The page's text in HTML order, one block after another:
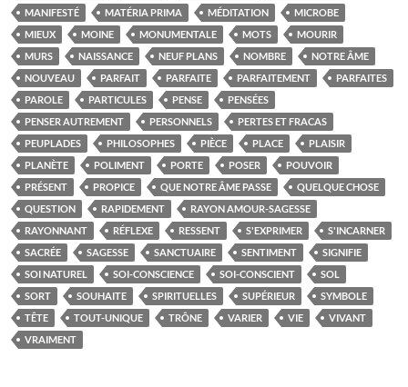
MANIFESTÉ
MATÉRIA PRIMA MÉDITATION
MICROBE
MIEUX
MOINE MONUMENTALE MOTS
MOURIR
MURS
NAISSANCE NEUF PLANS NOMBRE
NOTRE ÂME
NOUVEAU
PARFAIT PARFAITE PARFAITEMENT
PARFAITES
PAROLE
PARTICULES PENSE
PENSÉES
PENSER AUTREMENT
PERSONNELS
PERTES ET FRACAS
PEUPLADES
PHILOSOPHES PIÈCE PLACE
PLAISIR
PLANÈTE
POLIMENT PORTE POSER
POUVOIR
PRÉSENT
PROPICE QUE NOTRE ÂME PASSE
QUELQUE CHOSE
QUESTION
RAPIDEMENT
RAYON AMOUR-SAGESSE
RAYONNANT
RÉFLEXE RESSENT S'EXPRIMER
S'INCARNER
SACRÉE
SAGESSE SANCTUAIRE SENTIMENT
SIGNIFIE
SOI NATUREL
SOI-CONSCIENCE SOI-CONSCIENT
SOL
SORT
SOUHAITE SPIRITUELLES SUPÉRIEUR
SYMBOLE
TÊTE
TOUT-UNIQUE TRÔNE VARIER VIE
VIVANT
VRAIMENT